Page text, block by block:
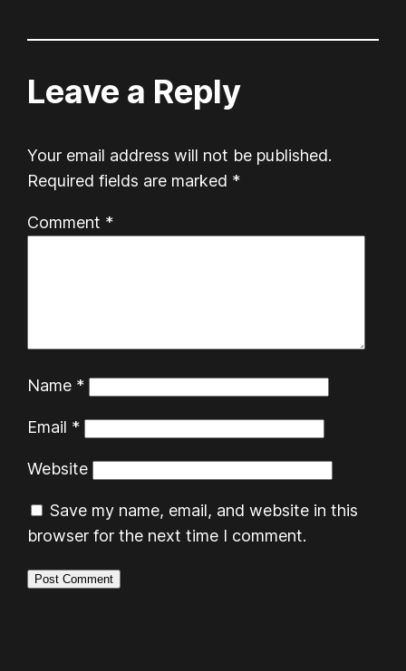
Leave a Reply
Your email address will not be published.
Required fields are marked *
Comment *
Name *
Email *
Website
Save my name, email, and website in this
browser for the next time I comment.